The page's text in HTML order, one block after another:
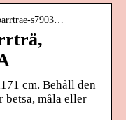
s7903…
cm. Behåll den
betsa, måla eller